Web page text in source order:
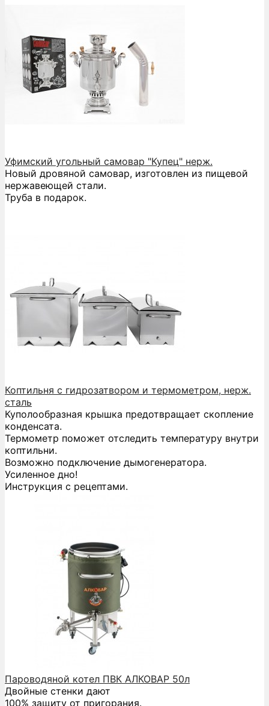
Уфимский угольный самовар "Купец" нерж.
Новый дровяной самовар, изготовлен из пищевой
нержавеющей стали.
Труба в подарок.
Коптильня с гидрозатвором и термометром, нерж.
сталь
Куполообразная крышка предотвращает скопление
конденсата.
Термометр поможет отследить температуру внутри
коптильни.
Возможно подключение дымогенератора.
Усиленное дно!
Инструкция с рецептами.
Пароводяной котел ПВК АЛКОВАР 50л
Двойные стенки дают
100% защиту от пригорания.